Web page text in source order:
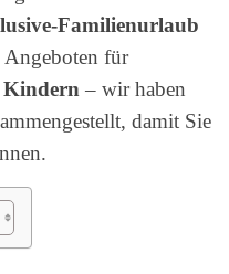
Familienurlaub
Angeboten für
Kindern – wir haben
damit Sie